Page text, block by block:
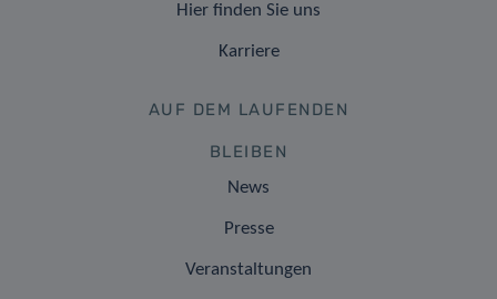
Hier finden Sie uns
Karriere
AUF DEM LAUFENDEN
BLEIBEN
News
Presse
Veranstaltungen